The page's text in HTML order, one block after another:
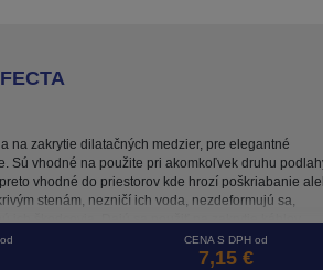
na zakrytie dilatačných medzier, pre elegantné
Sú vhodné na použite pri akomkoľvek druhu
vhodné do priestorov kde hrozí poškriabanie
stenám, nezničí ich voda, nezdeformujú sa,
ich škodcovia. Dajú sa použiť na zakrytie káblov.
CENA S DPH od
7,15 €